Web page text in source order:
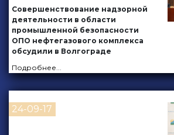
Совершенствование надзорной
деятельности в области
промышленной безопасности
ОПО нефтегазового комплекса
обсудили в Волгограде
Подробнее...
24-09-17